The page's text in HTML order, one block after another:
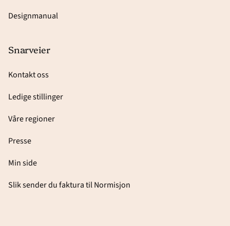
Designmanual
Snarveier
Kontakt oss
Ledige stillinger
Våre regioner
Presse
Min side
Slik sender du faktura til Normisjon